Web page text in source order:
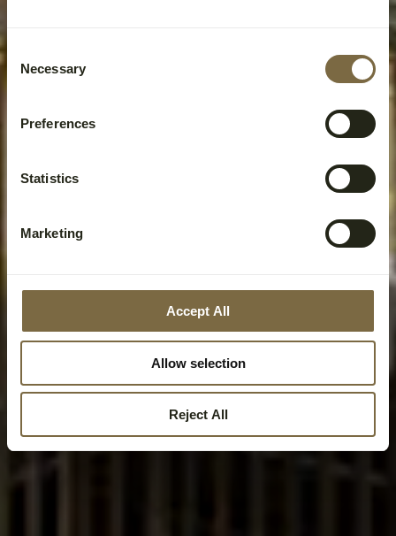
Selection
Necessary
Preferences
Statistics
Marketing
Accept All
Allow selection
Reject All